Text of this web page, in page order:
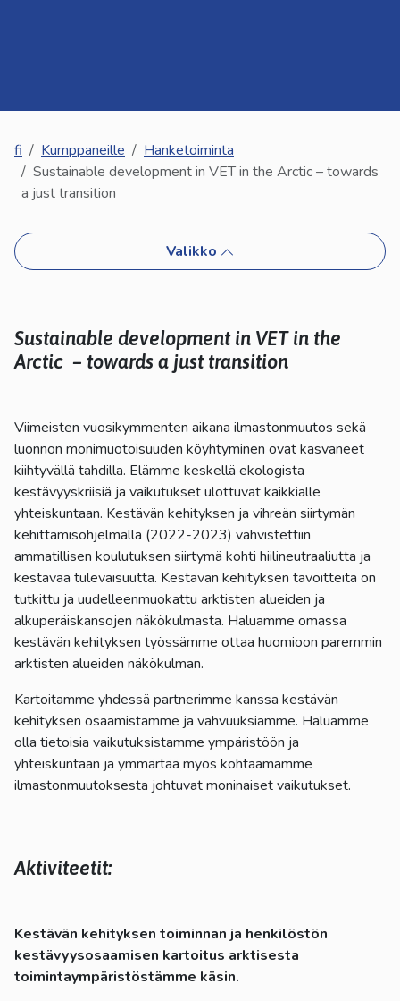
fi Kumppaneille
Hanketoiminta
Sustainable development in VET in the Arctic – towards
a just transition
Valikko
Sustainable development in VET in the
Arctic – towards a just transition
Viimeisten vuosikymmenten aikana ilmastonmuutos sekä
luonnon monimuotoisuuden köyhtyminen ovat kasvaneet
kiihtyvällä tahdilla. Elämme keskellä ekologista
kestävyyskriisiä ja vaikutukset ulottuvat kaikkialle
yhteiskuntaan. Kestävän kehityksen ja vihreän siirtymän
kehittämisohjelmalla (2022-2023) vahvistettiin
ammatillisen koulutuksen siirtymä kohti hiilineutraaliutta ja
kestävää tulevaisuutta. Kestävän kehityksen tavoitteita on
tutkittu ja uudelleenmuokattu arktisten alueiden ja
alkuperäiskansojen näkökulmasta. Haluamme omassa
kestävän kehityksen työssämme ottaa huomioon paremmin
arktisten alueiden näkökulman.
Kartoitamme yhdessä partnerimme kanssa kestävän
kehityksen osaamistamme ja vahvuuksiamme. Haluamme
olla tietoisia vaikutuksistamme ympäristöön ja
yhteiskuntaan ja ymmärtää myös kohtaamamme
ilmastonmuutoksesta johtuvat moninaiset vaikutukset.
Aktiviteetit:
Kestävän kehityksen toiminnan ja henkilöstön
kestävyysosaamisen kartoitus arktisesta
toimintaympäristöstämme käsin.